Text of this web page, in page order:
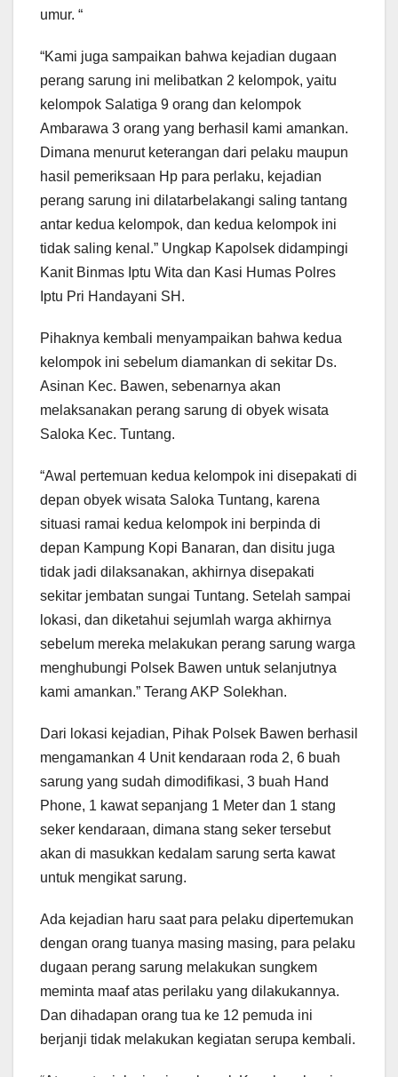
umur. “
“Kami juga sampaikan bahwa kejadian dugaan
perang sarung ini melibatkan 2 kelompok, yaitu
kelompok Salatiga 9 orang dan kelompok
Ambarawa 3 orang yang berhasil kami amankan.
Dimana menurut keterangan dari pelaku maupun
hasil pemeriksaan Hp para perlaku, kejadian
perang sarung ini dilatarbelakangi saling tantang
antar kedua kelompok, dan kedua kelompok ini
tidak saling kenal.” Ungkap Kapolsek didampingi
Kanit Binmas Iptu Wita dan Kasi Humas Polres
Iptu Pri Handayani SH.
Pihaknya kembali menyampaikan bahwa kedua
kelompok ini sebelum diamankan di sekitar Ds.
Asinan Kec. Bawen, sebenarnya akan
melaksanakan perang sarung di obyek wisata
Saloka Kec. Tuntang.
“Awal pertemuan kedua kelompok ini disepakati di
depan obyek wisata Saloka Tuntang, karena
situasi ramai kedua kelompok ini berpinda di
depan Kampung Kopi Banaran, dan disitu juga
tidak jadi dilaksanakan, akhirnya disepakati
sekitar jembatan sungai Tuntang. Setelah sampai
lokasi, dan diketahui sejumlah warga akhirnya
sebelum mereka melakukan perang sarung warga
menghubungi Polsek Bawen untuk selanjutnya
kami amankan.” Terang AKP Solekhan.
Dari lokasi kejadian, Pihak Polsek Bawen berhasil
mengamankan 4 Unit kendaraan roda 2, 6 buah
sarung yang sudah dimodifikasi, 3 buah Hand
Phone, 1 kawat sepanjang 1 Meter dan 1 stang
seker kendaraan, dimana stang seker tersebut
akan di masukkan kedalam sarung serta kawat
untuk mengikat sarung.
Ada kejadian haru saat para pelaku dipertemukan
dengan orang tuanya masing masing, para pelaku
dugaan perang sarung melakukan sungkem
meminta maaf atas perilaku yang dilakukannya.
Dan dihadapan orang tua ke 12 pemuda ini
berjanji tidak melakukan kegiatan serupa kembali.